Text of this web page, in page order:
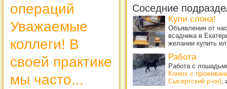
операций
Уважаемые
коллеги! В
своей практике
мы часто...
Соседние
Купи слона!
Объявления от
всадника в
желании купить
Работа
Работа с
Конюх с
Сысертский р-он)